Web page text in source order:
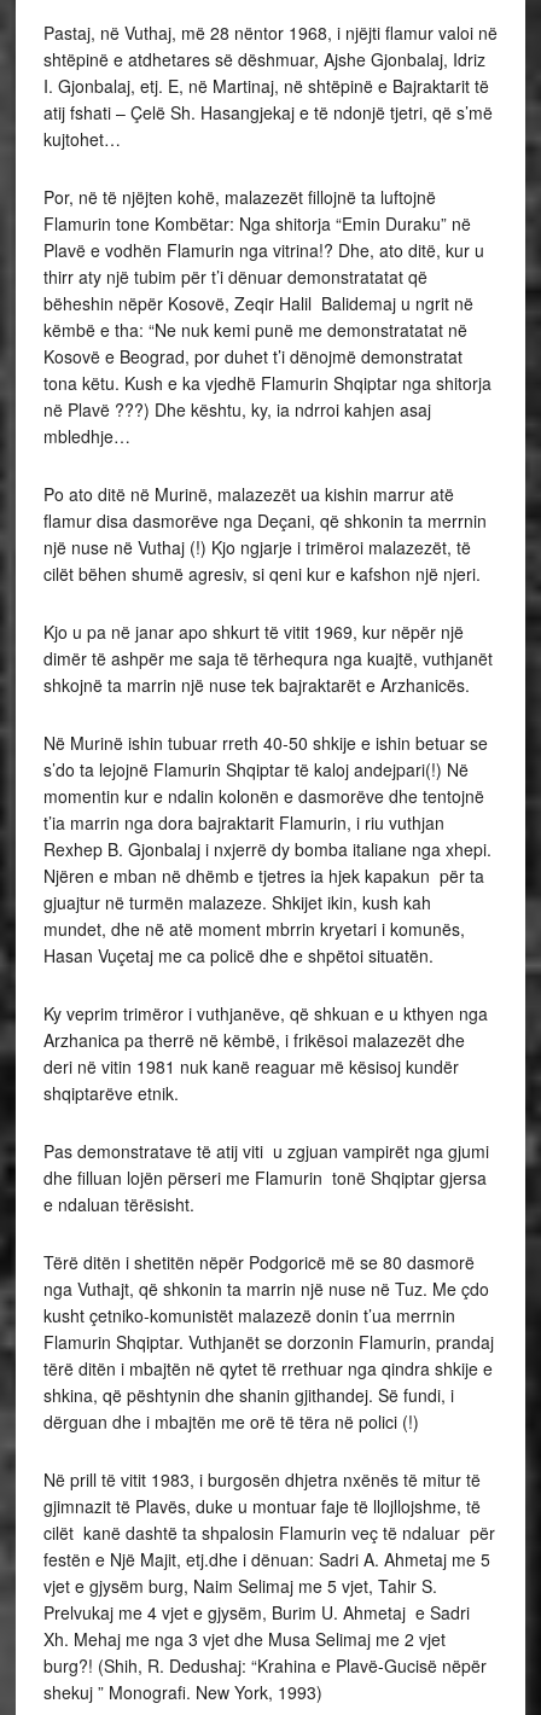
Pastaj, në Vuthaj, më 28 nëntor 1968, i njëjti flamur valoi në
shtëpinë e atdhetares së dëshmuar, Ajshe Gjonbalaj, Idriz
I. Gjonbalaj, etj. E, në Martinaj, në shtëpinë e Bajraktarit të
atij fshati – Çelë Sh. Hasangjekaj e të ndonjë tjetri, që s’më
kujtohet…
Por, në të njëjten kohë, malazezët fillojnë ta luftojnë
Flamurin tone Kombëtar: Nga shitorja “Emin Duraku” në
Plavë e vodhën Flamurin nga vitrina!? Dhe, ato ditë, kur u
thirr aty një tubim për t’i dënuar demonstratatat që
bëheshin nëpër Kosovë, Zeqir Halil Balidemaj u ngrit në
këmbë e tha: “Ne nuk kemi punë me demonstratatat në
Kosovë e Beograd, por duhet t’i dënojmë demonstratat
tona këtu. Kush e ka vjedhë Flamurin Shqiptar nga shitorja
në Plavë ???) Dhe kështu, ky, ia ndrroi kahjen asaj
mbledhje…
Po ato ditë në Murinë, malazezët ua kishin marrur atë
flamur disa dasmorëve nga Deçani, që shkonin ta merrnin
një nuse në Vuthaj (!) Kjo ngjarje i trimëroi malazezët, të
cilët bëhen shumë agresiv, si qeni kur e kafshon një njeri.
Kjo u pa në janar apo shkurt të vitit 1969, kur nëpër një
dimër të ashpër me saja të tërhequra nga kuajtë, vuthjanët
shkojnë ta marrin një nuse tek bajraktarët e Arzhanicës.
Në Murinë ishin tubuar rreth 40-50 shkije e ishin betuar se
s’do ta lejojnë Flamurin Shqiptar të kaloj andejpari(!) Në
momentin kur e ndalin kolonën e dasmorëve dhe tentojnë
t’ia marrin nga dora bajraktarit Flamurin, i riu vuthjan
Rexhep B. Gjonbalaj i nxjerrë dy bomba italiane nga xhepi.
Njëren e mban në dhëmb e tjetres ia hjek kapakun për ta
gjuajtur në turmën malazeze. Shkijet ikin, kush kah
mundet, dhe në atë moment mbrrin kryetari i komunës,
Hasan Vuçetaj me ca policë dhe e shpëtoi situatën.
Ky veprim trimëror i vuthjanëve, që shkuan e u kthyen nga
Arzhanica pa therrë në këmbë, i frikësoi malazezët dhe
deri në vitin 1981 nuk kanë reaguar më kësisoj kundër
shqiptarëve etnik.
Pas demonstratave të atij viti u zgjuan vampirët nga gjumi
dhe filluan lojën përseri me Flamurin tonë Shqiptar gjersa
e ndaluan tërësisht.
Tërë ditën i shetitën nëpër Podgoricë më se 80 dasmorë
nga Vuthajt, që shkonin ta marrin një nuse në Tuz. Me çdo
kusht çetniko-komunistët malazezë donin t’ua merrnin
Flamurin Shqiptar. Vuthjanët se dorzonin Flamurin, prandaj
tërë ditën i mbajtën në qytet të rrethuar nga qindra shkije e
shkina, që pështynin dhe shanin gjithandej. Së fundi, i
dërguan dhe i mbajtën me orë të tëra në polici (!)
Në prill të vitit 1983, i burgosën dhjetra nxënës të mitur të
gjimnazit të Plavës, duke u montuar faje të llojllojshme, të
cilët kanë dashtë ta shpalosin Flamurin veç të ndaluar për
festën e Një Majit, etj.dhe i dënuan: Sadri A. Ahmetaj me 5
vjet e gjysëm burg, Naim Selimaj me 5 vjet, Tahir S.
Prelvukaj me 4 vjet e gjysëm, Burim U. Ahmetaj e Sadri
Xh. Mehaj me nga 3 vjet dhe Musa Selimaj me 2 vjet
burg?! (Shih, R. Dedushaj: “Krahina e Plavë-Gucisë nëpër
shekuj ” Monografi. New York, 1993)